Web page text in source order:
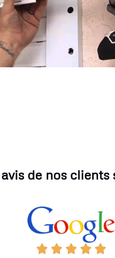
avis de nos clients